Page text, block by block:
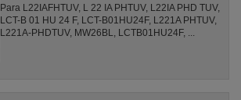
Para L22IAFHTUV, L 22 IA PHTUV, L22IA PHD TUV,
LCT-B 01 HU 24 F, LCT-B01HU24F, L221A PHTUV,
L221A-PHDTUV, MW26BL, LCTB01HU24F, ...